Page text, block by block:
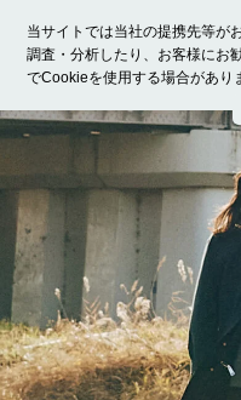
当サイトでは当社の提携先等が
調査・分析したり、お客様にお
でCookieを使用する場合があり
ホーム モデル募集 ラ